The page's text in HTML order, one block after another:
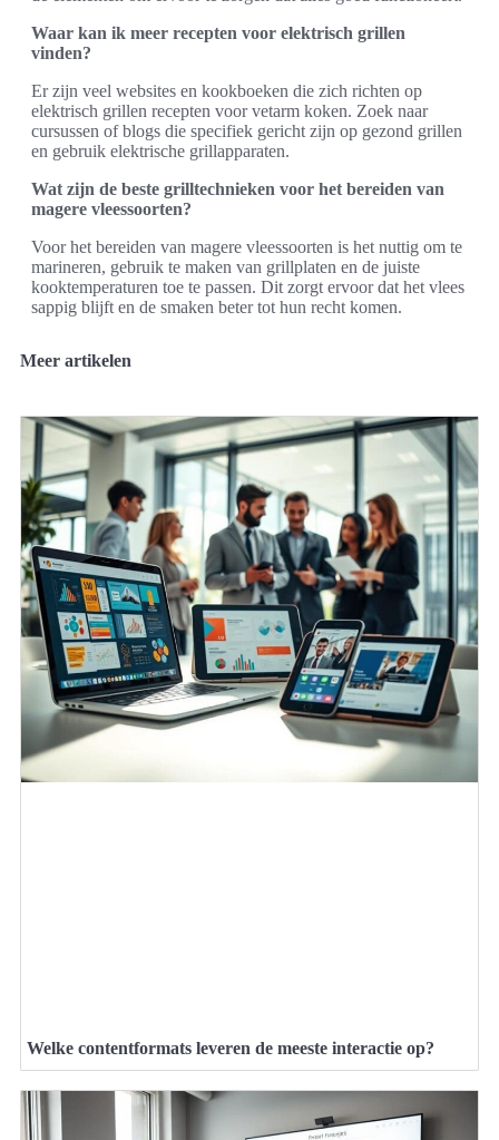
Waar kan ik meer recepten voor elektrisch grillen
vinden?
Er zijn veel websites en kookboeken die zich richten op
elektrisch grillen recepten voor vetarm koken. Zoek naar
cursussen of blogs die specifiek gericht zijn op gezond grillen
en gebruik elektrische grillapparaten.
Wat zijn de beste grilltechnieken voor het bereiden van
magere vleessoorten?
Voor het bereiden van magere vleessoorten is het nuttig om te
marineren, gebruik te maken van grillplaten en de juiste
kooktemperaturen toe te passen. Dit zorgt ervoor dat het vlees
sappig blijft en de smaken beter tot hun recht komen.
Meer artikelen
Welke contentformats leveren de meeste interactie op?